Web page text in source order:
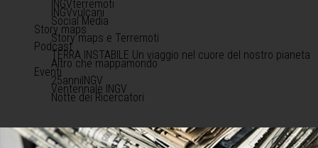
INGVterremoti
INGVvulcani
Social Media
Story maps
Story maps e Terremoti
Podcast
TERRA INSTABILE Un viaggio nel cuore del nostro pianeta
Altro che mappamondo
Eventi
25anniINGV
Ventennale INGV
Notte dei Ricercatori